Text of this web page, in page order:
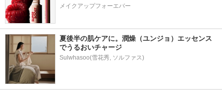
メイクアップフォーエバー
夏後半の肌ケアに。潤燥（ユンジョ）エッセンス
でうるおいチャージ
Sulwhasoo(雪花秀, ソルファス)